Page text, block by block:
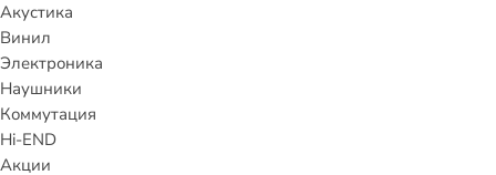
Акустика
Винил
Электроника
Наушники
Коммутация
Hi-END
Акции